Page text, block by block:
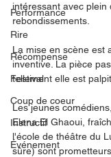
Performance
Rire
Récompense
Festival
Coup de coeur
Instructif
Événement
intéressant avec plein
rebondissements.
La mise en scène est
inventive. La pièce
tellement elle est
Les jeunes
Elena El Ghaoui,
l'école de théâtre du
sûre) sont